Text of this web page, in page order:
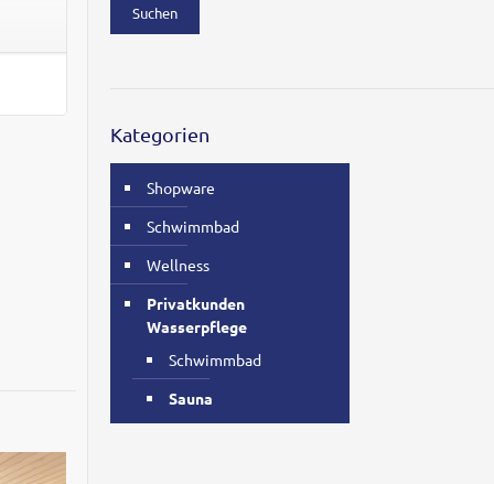
Suchen
Kategorien
Shopware
Schwimmbad
Wellness
Privatkunden
Wasserpflege
Schwimmbad
Sauna